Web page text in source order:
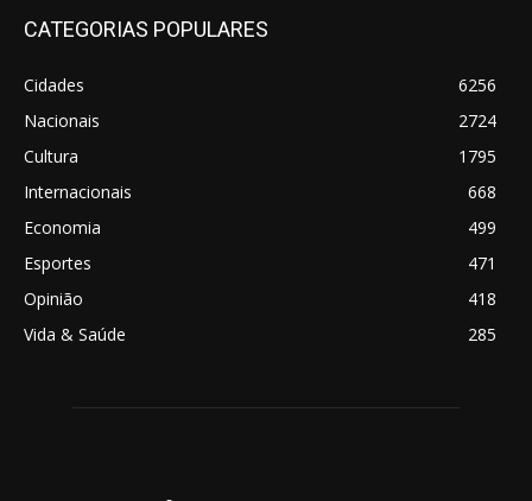
CATEGORIAS POPULARES
Cidades
6256
Nacionais
2724
Cultura
1795
Internacionais
668
Economia
499
Esportes
471
Opinião
418
Vida & Saúde
285